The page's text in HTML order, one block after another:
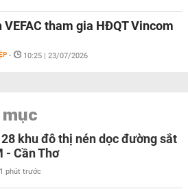
VEFAC tham gia HĐQT Vincom
- 10:25 | 23/07/2026
khu đô thị nén dọc đường sắt
- Cần Thơ
1 phút trước